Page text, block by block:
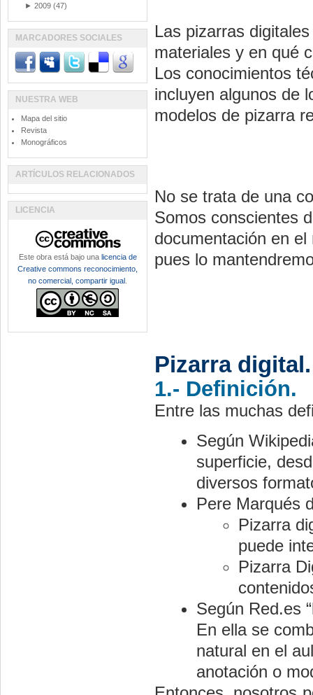
Las pizarras
materiales y en qué
Los conocimientos
incluyen algunos de
modelos de pizarra
No se trata de una
Somos conscientes
documentación en
pues lo
Pizarra
1.- Definición.
Entre las muchas
Según
superficie,
diversos
Pere Marqués
Pizarra
puede
Pizarra
Según Red.es
En ella se
natural en el
anotación o
► 2009 (47)
MARCADORES SOCIALES
NUESTRA WEB
Mapa del sitio
Revista
Monográficos
ARTÍCULOS RELACIONADOS
LICENCIA
Este obra está bajo una licencia de
Creative commons reconocimiento,
no comercial, compartir igual